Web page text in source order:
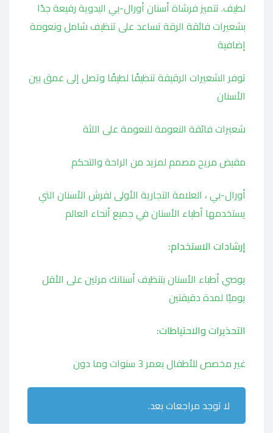
لطيف. تتميز فرشاة أسنان أورال-بي اليدوية رفيعة جدًا
بشعيرات فائقة الرقة تساعد على تنظيف شامل ونعومة
إضافية
توفر الشعيرات الرقيقة تنظيفًا لطيفًا وتصل إلى عمق بين
الأسنان
شعيرات فائقة النعومة للنعومة على اللثة
مقبض مريح مصمم لمزيد من الراحة والتحكم
أورال-بي ، العلامة التجارية الأولى لفرش الأسنان التي
يستخدمها أطباء الأسنان في جميع أنحاء العالم
إرشادات الاستخدام:
يوصي أطباء الأسنان بتنظيف أسنانك مرتين على الأقل
يوميًا لمدة دقيقتين
التحذيرات والاحتياطات:
غير مخصص للأطفال بعمر 3 سنوات وما دون
لا توجد مراجعات بعد.